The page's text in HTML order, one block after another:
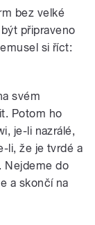
bez velké
připraveno
si říct:
svém
Potom ho
je-li nazrálé,
li, že je tvrdé a
Nejdeme do
a skončí na